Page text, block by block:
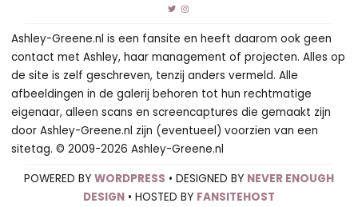
Ashley-Greene.nl is een fansite en heeft daarom ook geen
contact met Ashley, haar management of projecten. Alles op
de site is zelf geschreven, tenzij anders vermeld. Alle
afbeeldingen in de galerij behoren tot hun rechtmatige
eigenaar, alleen scans en screencaptures die gemaakt zijn
door Ashley-Greene.nl zijn (eventueel) voorzien van een
sitetag. © 2009-2026 Ashley-Greene.nl
POWERED BY WORDPRESS • DESIGNED BY NEVER ENOUGH
DESIGN • HOSTED BY FANSITEHOST